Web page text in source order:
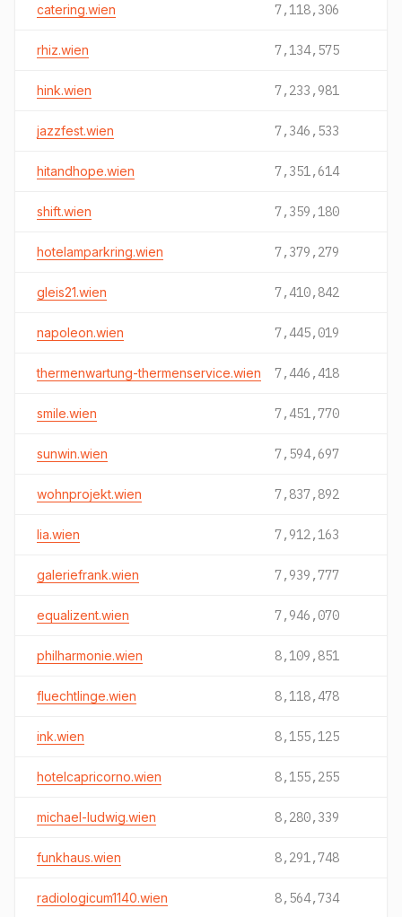
catering.wien 7,118,306
rhiz.wien 7,134,575
hink.wien 7,233,981
jazzfest.wien 7,346,533
hitandhope.wien 7,351,614
shift.wien 7,359,180
hotelamparkring.wien 7,379,279
gleis21.wien 7,410,842
napoleon.wien 7,445,019
thermenwartung-thermenservice.wien 7,446,418
smile.wien 7,451,770
sunwin.wien 7,594,697
wohnprojekt.wien 7,837,892
lia.wien 7,912,163
galeriefrank.wien 7,939,777
equalizent.wien 7,946,070
philharmonie.wien 8,109,851
fluechtlinge.wien 8,118,478
ink.wien 8,155,125
hotelcapricorno.wien 8,155,255
michael-ludwig.wien 8,280,339
funkhaus.wien 8,291,748
radiologicum1140.wien 8,564,734